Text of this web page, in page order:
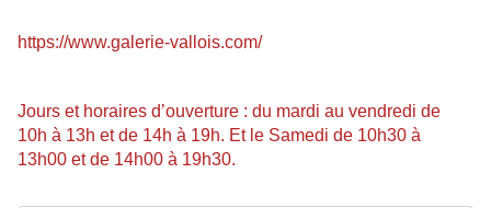
https://www.galerie-vallois.com/
Jours et horaires d’ouverture : du mardi au vendredi de
10h à 13h et de 14h à 19h. Et le Samedi de 10h30 à
13h00 et de 14h00 à 19h30.